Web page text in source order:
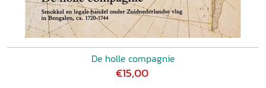
De holle compagnie
€15,00